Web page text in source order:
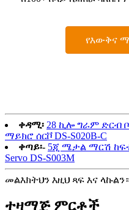
የእውቅና
ቀዳሚ፡ 28 ኪሎ ግራም ድርብ
ማይክሮ ሰርቮ DS-S020B-C
ቀጣይ፡- 5ጂ ሜታል ማርሽ
Servo DS-S003M
መልእክትህን እዚህ ጻፍ እና
ተዛማጅ ምርቶች